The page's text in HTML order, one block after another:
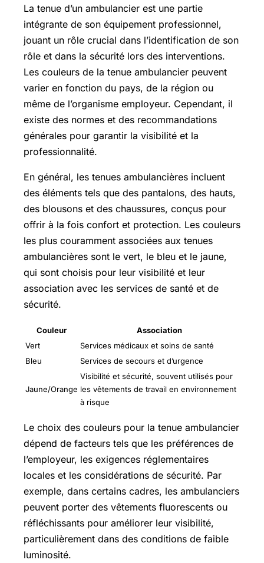
La tenue d’un ambulancier est une partie
intégrante de son équipement professionnel,
jouant un rôle crucial dans l’identification de son
rôle et dans la sécurité lors des interventions.
Les couleurs de la tenue ambulancier peuvent
varier en fonction du pays, de la région ou
même de l’organisme employeur. Cependant, il
existe des normes et des recommandations
générales pour garantir la visibilité et la
professionnalité.
En général, les tenues ambulancières incluent
des éléments tels que des pantalons, des hauts,
des blousons et des chaussures, conçus pour
offrir à la fois confort et protection. Les couleurs
les plus couramment associées aux tenues
ambulancières sont le vert, le bleu et le jaune,
qui sont choisis pour leur visibilité et leur
association avec les services de santé et de
sécurité.
Couleur
Association
Vert
Services médicaux et soins de santé
Bleu
Services de secours et d’urgence
Jaune/Orange
Visibilité et sécurité, souvent utilisés pour
les vêtements de travail en environnement
à risque
Le choix des couleurs pour la tenue ambulancier
dépend de facteurs tels que les préférences de
l’employeur, les exigences réglementaires
locales et les considérations de sécurité. Par
exemple, dans certains cadres, les ambulanciers
peuvent porter des vêtements fluorescents ou
réfléchissants pour améliorer leur visibilité,
particulièrement dans des conditions de faible
luminosité.